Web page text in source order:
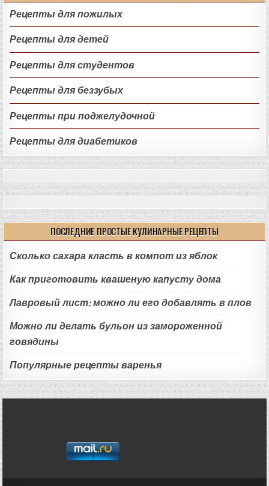
Рецепты для пожилых
Рецепты для детей
Рецепты для студентов
Рецепты для беззубых
Рецепты при поджелудочной
Рецепты для диабетиков
ПОСЛЕДНИЕ ПРОСТЫЕ КУЛИНАРНЫЕ РЕЦЕПТЫ
Сколько сахара класть в компот из яблок
Как приготовить квашеную капусту дома
Лавровый лист: можно ли его добавлять в плов
Можно ли делать бульон из замороженной
говядины
Популярные рецепты варенья